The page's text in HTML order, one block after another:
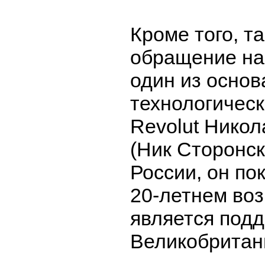
Кроме того,
обращение
один из
Revolut
(Ник
России, он
20-летнем
является